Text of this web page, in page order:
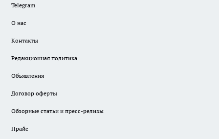
Telegram
О нас
Контакты
Редакционная политика
Объявления
Договор оферты
Обзорные статьи и пресс-релизы
Прайс